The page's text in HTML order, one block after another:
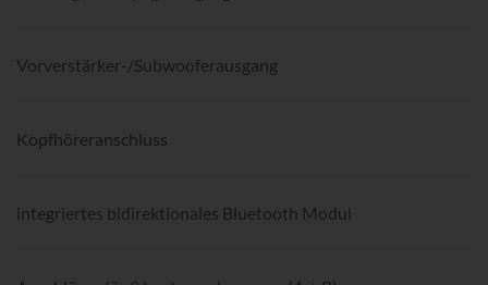
Vorverstärker-/Subwooferausgang
Kopfhöreranschluss
integriertes bidirektionales Bluetooth Modul